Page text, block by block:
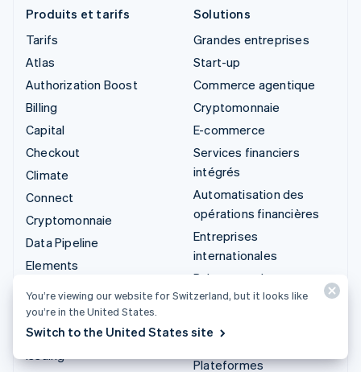
Produits et tarifs
Tarifs
Atlas
Authorization Boost
Billing
Capital
Checkout
Climate
Connect
Cryptomonnaie
Data Pipeline
Elements
Identity
Invoicing
Solutions
Grandes entreprises
Start-up
Commerce agentique
Cryptomonnaie
E-commerce
Services financiers
intégrés
Automatisation des
opérations financières
Entreprises
internationales
Paiements dans
l’application
Gestion financière
Plateformes
You’re viewing our website for Switzerland, but it looks like
you’re in the United States.
Switch to the United States site